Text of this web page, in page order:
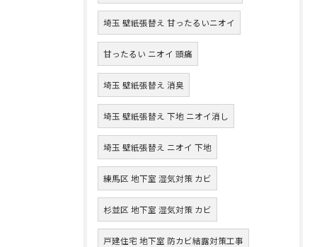
埼玉 壁紙張替え 甘ったるいニオイ
甘ったるい ニオイ 頭痛
埼玉 壁紙張替え 消臭
埼玉 壁紙張替え 下地 ニオイ消し
埼玉 壁紙張替え ニオイ 下地
練馬区 地下室 湿気対策 カビ
杉並区 地下室 湿気対策 カビ
戸建住宅 地下室 防カビ結露対策工事